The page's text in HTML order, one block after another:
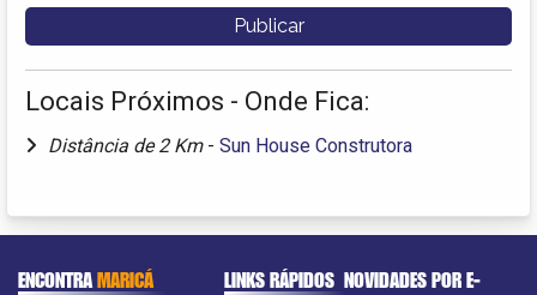
Locais Próximos - Onde Fica:
Distância de 2 Km - Sun House Construtora
ENCONTRAMARICÁ LINKS RÁPIDOS NOVIDADES POR E-